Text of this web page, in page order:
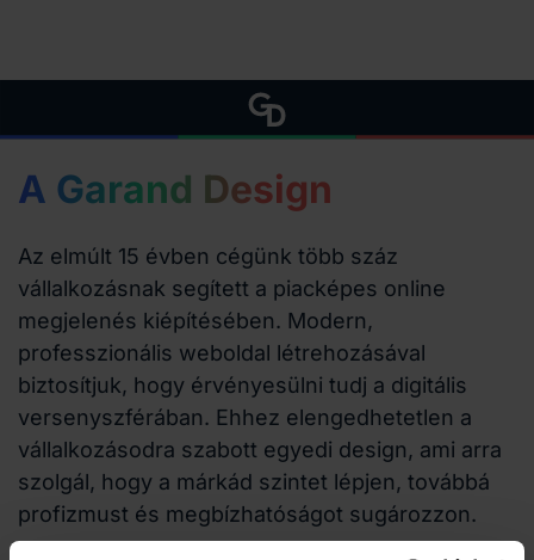
A Garand Design
Az elmúlt 15 évben cégünk több száz
vállalkozásnak segített a piacképes online
megjelenés kiépítésében. Modern,
professzionális weboldal létrehozásával
biztosítjuk, hogy érvényesülni tudj a digitális
versenyszférában. Ehhez elengedhetetlen a
vállalkozásodra szabott egyedi design, ami arra
szolgál, hogy a márkád szintet lépjen, továbbá
profizmust és megbízhatóságot sugározzon.